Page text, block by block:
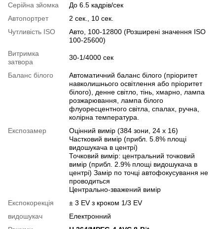
Серійна зйомка
До 6.5 кадрів/сек
Автопортрет
2 сек., 10 сек.
Чутливість ISO
Авто, 100-12800 (Розширені значення ISO
100-25600)
Витримка
затвора
30-1/4000 сек
Баланс білого
Автоматичний баланс білого (пріоритет
навколишнього освітлення або пріоритет
білого), денне світло, тінь, хмарно, лампа
розжарювання, лампа білого
флуоресцентного світла, спалах, ручна,
колірна температура.
Експозамер
Оцінний вимір (384 зони, 24 x 16)
Частковий вимір (прибл. 5.8% площі
видошукача в центрі)
Точковий вимір: центральний точковий
вимір (прибл. 2.9% площі видошукача в
центрі) Замір по точці автофокусування не
проводиться
Центрально-зважений вимір
Експокорекція
± 3 EV з кроком 1/3 EV
видошукач
Електронний